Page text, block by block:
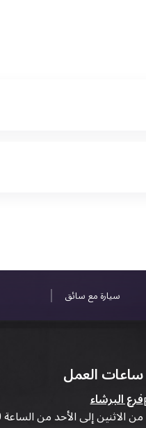
سيارة مع سائق
ساعات العمل
فرع البرشاء
من الاثنين إلى الأحد من الساعة 9:00 صباحًا حتى 07:00 مساءً